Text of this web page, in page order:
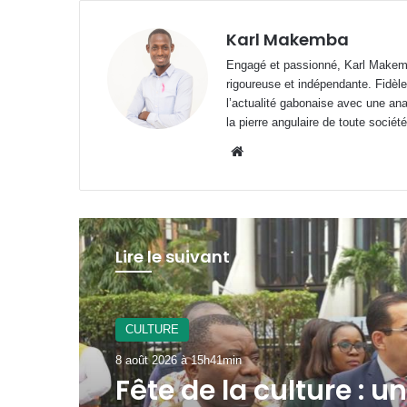
Karl Makemba
Engagé et passionné, Karl
rigoureuse et indépendante.
l’actualité gabonaise avec une
la pierre angulaire de toute
Lire le suivant
Santé
8 août 2026 à 15h16min
Addiction et troubles